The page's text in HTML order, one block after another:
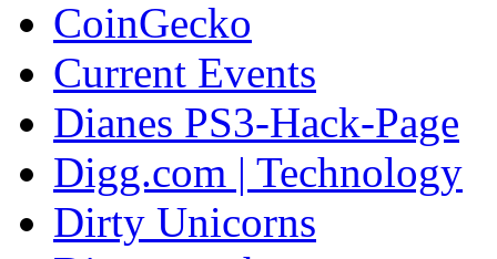
CoinGecko
Current Events
Dianes PS3-Hack-Page
Digg.com | Technology
Dirty Unicorns